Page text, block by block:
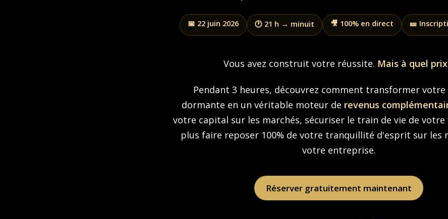
📅 22 juin 2026 🕐 21 h → minuit 🎥 100% en direct 🎫
Vous avez construit votre réussite. Mais à quel
Pendant 3 heures, découvrez comment transformer votre
dormante en un véritable moteur de revenus
votre capital sur les marchés, sécuriser le train de vie de
plus faire reposer 100% de votre tranquillité d'esprit sur les
votre entreprise.
Réserver gratuitement maintenant